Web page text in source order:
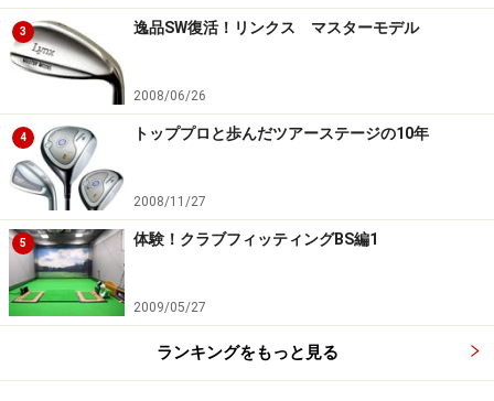
3 逸品SW復活！リンクス マスターモデル
2008/06/26
4 トッププロと歩んだツアーステージの10年
2008/11/27
5 体験！クラブフィッティングBS編1
2009/05/27
ランキングをもっと見る